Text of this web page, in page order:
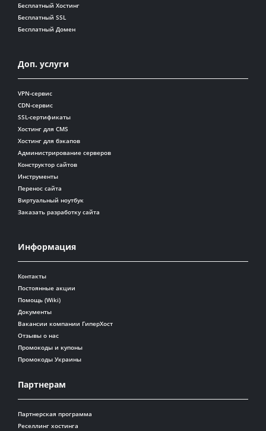
Бесплатный Хостинг
Бесплатный SSL
Бесплатный Домен
Доп. услуги
VPN-сервис
CDN-сервис
SSL-сертификаты
Хостинг для CMS
Хостинг для бэкапов
Администрирование серверов
Конструктор сайтов
Инструменты
Перенос сайта
Виртуальный ноутбук
Заказать разработку сайта
Информация
Контакты
Постоянные акции
Помощь (Wiki)
Документы
Вакансии компании ГиперХост
Отзывы о нас
Промокоды и купоны
Промокоды Украины
Партнерам
Партнерская программа
Реселлинг хостинга